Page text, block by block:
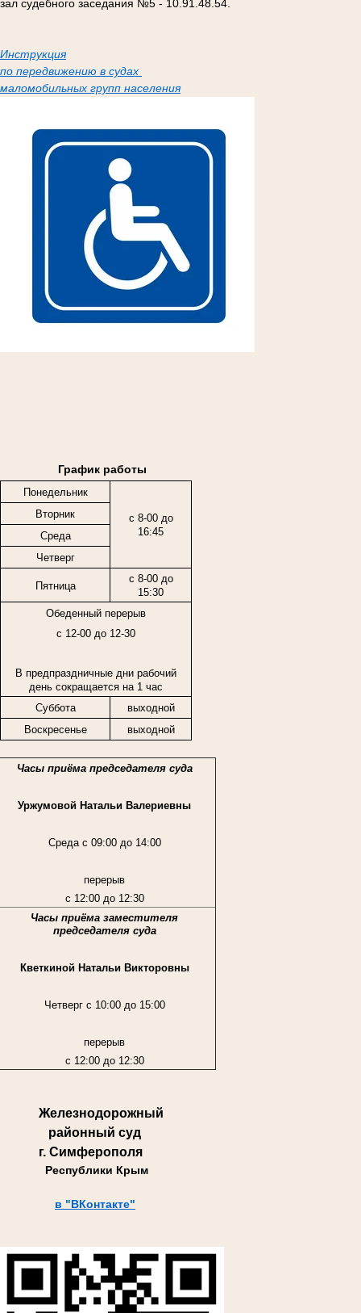
зал судебного заседания №5 - 10.91.48.54.
Инструкция
по передвижению в судах
маломобильных групп населения
График работы
Понедельник
с 8-00 до
16:45
Вторник
Среда
Четверг
Пятница
с 8-00 до
15:30
Обеденный перерыв
с 12-00 до 12-30
В предпраздничные дни рабочий
день сокращается на 1 час
Суббота
выходной
Воскресенье
выходной
Часы приёма председателя суда
Уржумовой Натальи Валериевны
Среда с 09:00 до 14:00
перерыв
с 12:00 до 12:30
Часы приёма заместителя
председателя суда
Кветкиной Натальи Викторовны
Четверг с 10:00 до 15:00
перерыв
с 12:00 до 12:30
Железнодорожный
районный суд
г. Симферополя
Республики Крым
в "ВКонтакте"